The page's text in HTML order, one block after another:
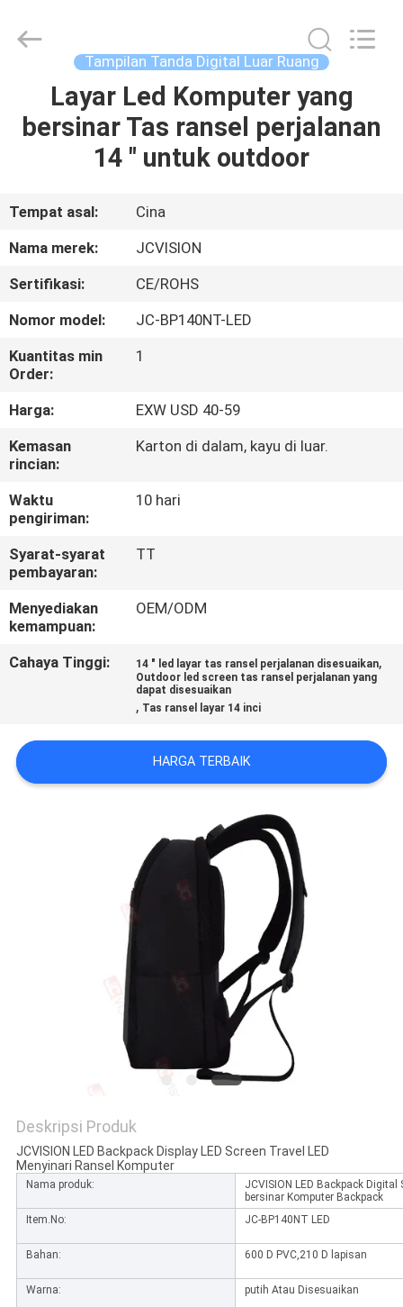
RUMAH
PRODUK
TENTANG
KITA
WISATA
PABRIK
KONTROL
KUALITAS
HUBUNGI
KAMI
BERITA
SEMUA
KASUS
REQUEST
SUATU
KEBIJAKAN
Interactive
Technology
Tampilan Tanda Digital Luar Ruang
Layar Led Komputer yang
bersinar Tas ransel perjalanan
14 " untuk outdoor
Tempat asal:
Cina
Nama merek:
JCVISION
Sertifikasi:
CE/ROHS
Nomor model:
JC-BP140NT-LED
Kuantitas min
Order:
1
Harga:
EXW USD 40-59
Kemasan
rincian:
Karton di dalam, kayu di luar.
Waktu
pengiriman:
10 hari
Syarat-syarat
pembayaran:
TT
Menyediakan
kemampuan:
OEM/ODM
Cahaya Tinggi: 14 " led layar tas ransel perjalanan disesuaikan,
Outdoor led screen tas ransel perjalanan yang
dapat disesuaikan
, Tas ransel layar 14 inci
HARGA TERBAIK
Deskripsi Produk
JCVISION LED Backpack Display LED Screen Travel LED
Menyinari Ransel Komputer
Nama produk:
JCVISION LED Backpack
bersinar Komputer Backpack
Item.No:
JC-BP140NT LED
Bahan: 600 D PVC,210 D lapisan
Warna: putih Atau Disesuaikan